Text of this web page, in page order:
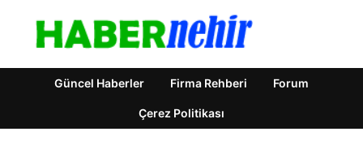
Güncel Haberler Firma Rehberi Forum
Çerez Politikası